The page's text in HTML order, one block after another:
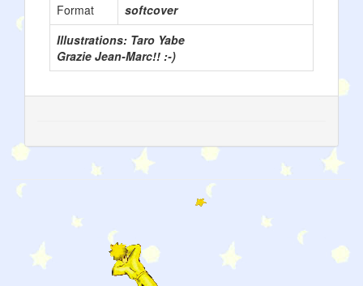
Format
softcover
Illustrations: Taro Yabe
Grazie Jean-Marc!! :-)